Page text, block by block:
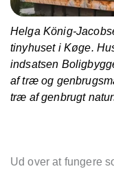
Helga König-
tinyhuset i Køge.
indsatsen
af træ og
træ af genbrugt
Ud over at fungere